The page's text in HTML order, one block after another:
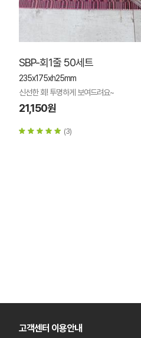
SBP-회1줄 50세트
235x175xh25mm
신선한 회! 투명하게 보여드려요~
21,150원
(3)
고객센터 이용안내